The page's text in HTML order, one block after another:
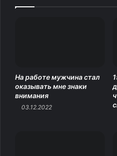
брехушек-коучей, а потом
На работе мужчина стал
оказывать мне знаки
внимания
03.12.2022